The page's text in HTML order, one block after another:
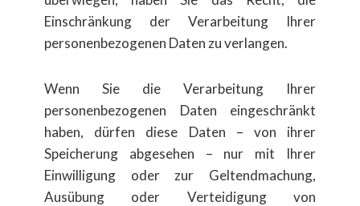
Einschränkung der Verarbeitung Ihrer
personenbezogenen Daten zu verlangen.
​Wenn Sie die Verarbeitung Ihrer
personenbezogenen Daten eingeschränkt
haben, dürfen diese Daten – von ihrer
Speicherung abgesehen – nur mit Ihrer
Einwilligung oder zur Geltendmachung,
Ausübung oder Verteidigung von